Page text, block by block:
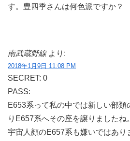
す。豊四季さんは何色派ですか？
南武蔵野線 より:
2018年1月9日 11:08 PM
SECRET: 0
PASS:
E653系って私の中では新しい部類
りE657系へその座を譲りましたね。
宇宙人顔のE657系も嫌いではあり